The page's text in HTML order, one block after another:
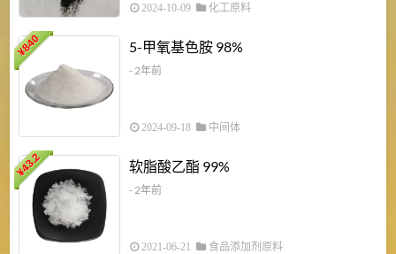
2024-10-09 化工原料
¥
840 5-甲氧基色胺 98%
- 2年前
2024-09-18 中间体
¥
43.2 软脂酸乙酯 99%
- 2年前
2021-06-21 食品添加剂原料